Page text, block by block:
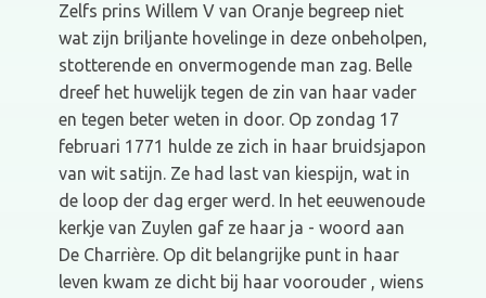
Zelfs prins Willem V van Oranje begreep niet
wat zijn briljante hovelinge in deze onbeholpen,
stotterende en onvermogende man zag. Belle
dreef het huwelijk tegen de zin van haar vader
en tegen beter weten in door. Op zondag 17
februari 1771 hulde ze zich in haar bruidsjapon
van wit satijn. Ze had last van kiespijn, wat in
de loop der dag erger werd. In het eeuwenoude
kerkje van Zuylen gaf ze haar ja - woord aan
De Charrière. Op dit belangrijke punt in haar
leven kwam ze dicht bij haar voorouder , wiens